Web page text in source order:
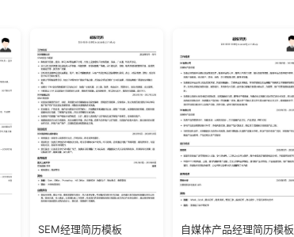
SEM经理简历模板 自媒体产品经理简历模板